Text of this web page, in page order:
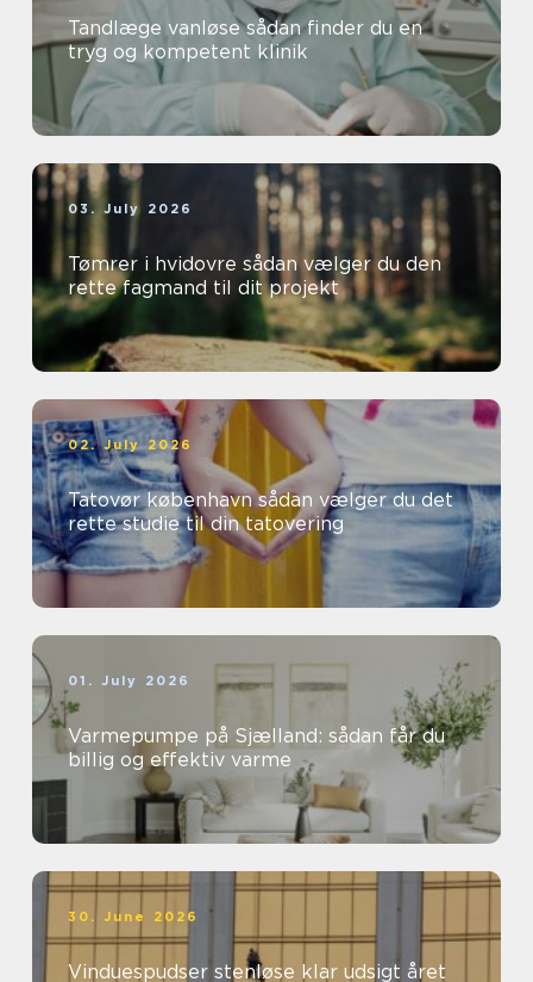
Tandlæge vanløse sådan finder du en
tryg og kompetent klinik
03. July 2026
Tømrer i hvidovre sådan vælger du den
rette fagmand til dit projekt
02. July 2026
Tatovør københavn sådan vælger du det
rette studie til din tatovering
01. July 2026
Varmepumpe på Sjælland: sådan får du
billig og effektiv varme
30. June 2026
Vinduespudser stenløse klar udsigt året